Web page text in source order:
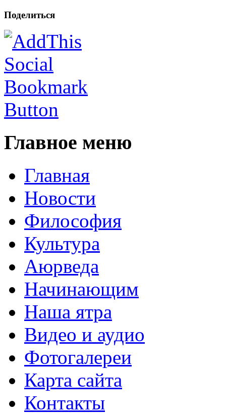
Поделиться
Главное меню
Главная
Новости
Философия
Культура
Аюрведа
Начинающим
Наша ятра
Видео и аудио
Фотогалереи
Карта сайта
Контакты